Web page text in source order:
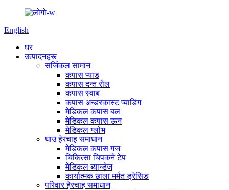
English
घर
उत्पादनहरू
सर्जिकल सामान
कपास प्याड
कपास दन्त रोल
कपास स्वाब
कपास अन्डरकास्ट प्याडिंग
मेडिकल कपास बल
मेडिकल कपास ऊन
मेडिकल ग्लोभ
घाउ हेरचाह समाधान
मेडिकल कपास गज
चिकित्सा चिपकने टेप
मेडिकल ब्यान्डेज
कार्यात्मक छाला मर्मत ड्रेसिङ
परिवार हेरचाह समाधान